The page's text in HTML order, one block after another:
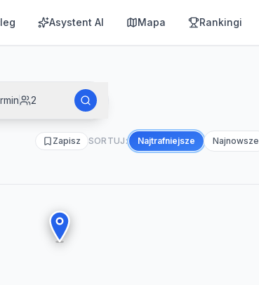
Asystent AI Mapa Rankingi
2
Zapisz SORTUJ: Najtrafniejsze Najnowsze